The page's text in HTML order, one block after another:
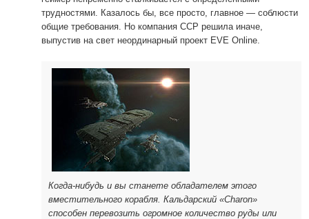
трудностями. Казалось бы, все просто, главное — соблюсти
общие требования. Но компания CCP решила иначе,
выпустив на свет неординарный проект EVE Online.
Когда-нибудь и вы станете обладателем этого
вместительного корабля. Кальдарский «Charon»
способен перевозить огромное количество руды или